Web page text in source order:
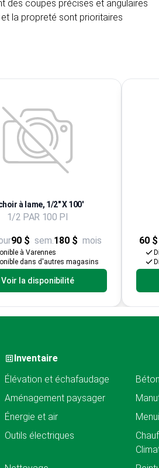
des coupes précises et angulaires
la propreté sont prioritaires
à lame, 1/2" X 100'
1/2 PAR 100 PI
90 $ sem.180 $ mois
à Varennes
dans d'autres magasins
Voir la disponibilité
60 $
Inventaire
Élévation et échafaudage
Aménagement paysager
Énergie et air
Outils électriques